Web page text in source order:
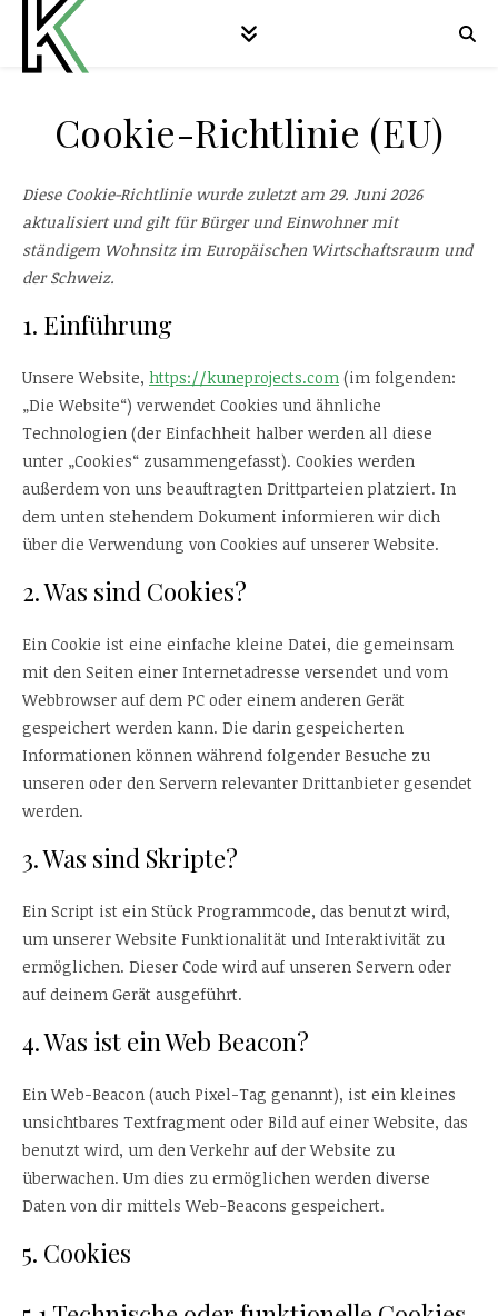
Cookie-Richtlinie (EU)
Diese Cookie-Richtlinie wurde zuletzt am 29. Juni 2026
aktualisiert und gilt für Bürger und Einwohner mit
ständigem Wohnsitz im Europäischen Wirtschaftsraum und
der Schweiz.
1. Einführung
Unsere Website, https://kuneprojects.com (im folgenden:
„Die Website“) verwendet Cookies und ähnliche
Technologien (der Einfachheit halber werden all diese
unter „Cookies“ zusammengefasst). Cookies werden
außerdem von uns beauftragten Drittparteien platziert. In
dem unten stehendem Dokument informieren wir dich
über die Verwendung von Cookies auf unserer Website.
2. Was sind Cookies?
Ein Cookie ist eine einfache kleine Datei, die gemeinsam
mit den Seiten einer Internetadresse versendet und vom
Webbrowser auf dem PC oder einem anderen Gerät
gespeichert werden kann. Die darin gespeicherten
Informationen können während folgender Besuche zu
unseren oder den Servern relevanter Drittanbieter gesendet
werden.
3. Was sind Skripte?
Ein Script ist ein Stück Programmcode, das benutzt wird,
um unserer Website Funktionalität und Interaktivität zu
ermöglichen. Dieser Code wird auf unseren Servern oder
auf deinem Gerät ausgeführt.
4. Was ist ein Web Beacon?
Ein Web-Beacon (auch Pixel-Tag genannt), ist ein kleines
unsichtbares Textfragment oder Bild auf einer Website, das
benutzt wird, um den Verkehr auf der Website zu
überwachen. Um dies zu ermöglichen werden diverse
Daten von dir mittels Web-Beacons gespeichert.
5. Cookies